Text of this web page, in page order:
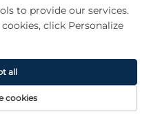
to provide our services.
click Personalize
cookies
all